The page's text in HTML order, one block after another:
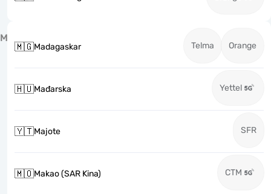
M
🇲🇬Madagaskar Telma Orange
🇭🇺Mađarska Yettel
🇾🇹Majote SFR
🇲🇴Makao (SAR Kina) CTM